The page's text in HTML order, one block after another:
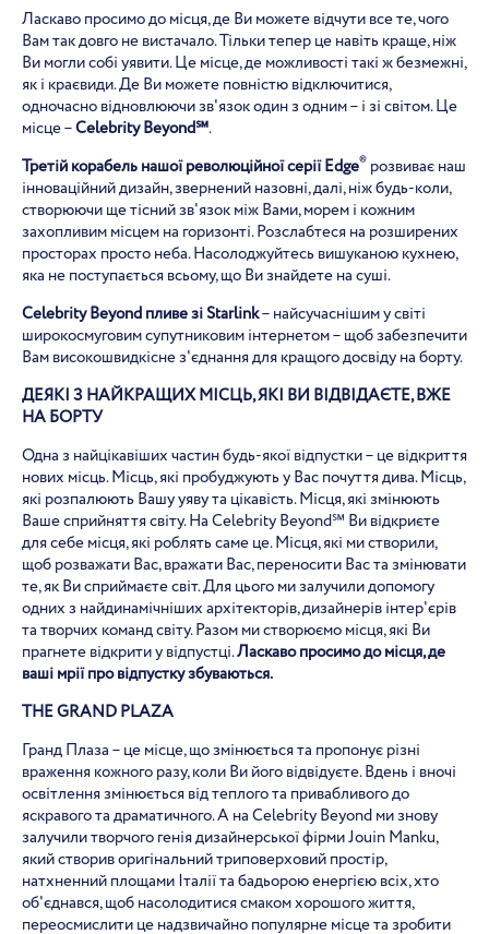
Ласкаво просимо до місця, де Ви можете відчути все те, чого
Вам так довго не вистачало. Тільки тепер це навіть краще, ніж
Ви могли собі уявити. Це місце, де можливості такі ж безмежні,
як і краєвиди. Де Ви можете повністю відключитися,
одночасно відновлюючи зв'язок один з одним – і зі світом. Це
місце –Celebrity Beyond℠.
Третій корабель нашої революційної серії Edge® розвиває наш
інноваційний дизайн, звернений назовні, далі, ніж будь-коли,
створюючи ще тісний зв'язок між Вами, морем і кожним
захопливим місцем на горизонті. Розслабтеся на розширених
просторах просто неба. Насолоджуйтесь вишуканою кухнею,
яка не поступається всьому, що Ви знайдете на суші.
CelebrityBeyondпливе зіStarlink– найсучаснішим у світі
широкосмуговим супутниковим інтернетом – щоб забезпечити
Вам високошвидкісне з'єднання для кращого досвіду на борту.
ДЕЯКІ З НАЙКРАЩИХ МІСЦЬ, ЯКІ ВИ ВІДВІДАЄТЕ, ВЖЕ
НА БОРТУ
Одна з найцікавіших частин будь-якої відпустки – це відкриття
нових місць. Місць, які пробуджують у Вас почуття дива. Місць,
які розпалюють Вашу уяву та цікавість. Місця, які змінюють
Ваше сприйняття світу. На Celebrity Beyond℠ Ви відкриєте
для себе місця, які роблять саме це. Місця, які ми створили,
щоб розважати Вас, вражати Вас, переносити Вас та змінювати
те, як Ви сприймаєте світ. Для цього ми залучили допомогу
одних з найдинамічніших архітекторів, дизайнерів інтер'єрів
та творчих команд світу. Разом ми створюємо місця, які Ви
прагнете відкрити у відпустці.Ласкаво просимо до місця, де
ваші мрії про відпустку збуваються.
THEGRANDPLAZA
Гранд Плаза – це місце, що змінюється та пропонує різні
враження кожного разу, коли Ви його відвідуєте. Вдень і вночі
освітлення змінюється від теплого та привабливого до
яскравого та драматичного. А на Celebrity Beyond ми знову
залучили творчого генія дизайнерської фірми Jouin Manku,
який створив оригінальний триповерховий простір,
натхненний площами Італії та бадьорою енергією всіх, хто
об'єднався, щоб насолодитися смаком хорошого життя,
переосмислити це надзвичайно популярне місце та зробити